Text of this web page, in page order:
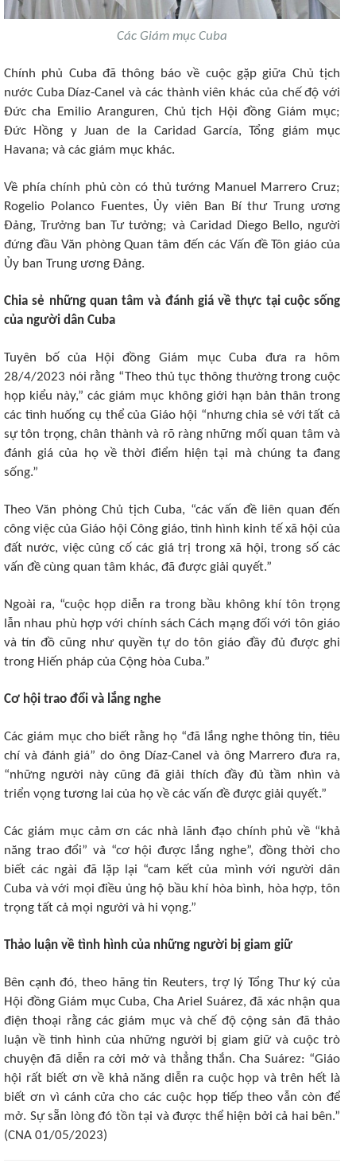
Các Giám mục Cuba
Chính phủ Cuba đã thông báo về cuộc gặp giữa Chủ tịch
nước Cuba Díaz-Canel và các thành viên khác của chế độ với
Đức cha Emilio Aranguren, Chủ tịch Hội đồng Giám mục;
Đức Hồng y Juan de la Caridad García, Tổng giám mục
Havana; và các giám mục khác.
Về phía chính phủ còn có thủ tướng Manuel Marrero Cruz;
Rogelio Polanco Fuentes, Ủy viên Ban Bí thư Trung ương
Đảng, Trưởng ban Tư tưởng; và Caridad Diego Bello, người
đứng đầu Văn phòng Quan tâm đến các Vấn đề Tôn giáo của
Ủy ban Trung ương Đảng.
Chia sẻ những quan tâm và đánh giá về thực tại cuộc sống
của người dân Cuba
Tuyên bố của Hội đồng Giám mục Cuba đưa ra hôm
28/4/2023 nói rằng “Theo thủ tục thông thường trong cuộc
họp kiểu này,” các giám mục không giới hạn bản thân trong
các tình huống cụ thể của Giáo hội “nhưng chia sẻ với tất cả
sự tôn trọng, chân thành và rõ ràng những mối quan tâm và
đánh giá của họ về thời điểm hiện tại mà chúng ta đang
sống.”
Theo Văn phòng Chủ tịch Cuba, “các vấn đề liên quan đến
công việc của Giáo hội Công giáo, tình hình kinh tế xã hội của
đất nước, việc củng cố các giá trị trong xã hội, trong số các
vấn đề cùng quan tâm khác, đã được giải quyết.”
Ngoài ra, “cuộc họp diễn ra trong bầu không khí tôn trọng
lẫn nhau phù hợp với chính sách Cách mạng đối với tôn giáo
và tín đồ cũng như quyền tự do tôn giáo đầy đủ được ghi
trong Hiến pháp của Cộng hòa Cuba.”
Cơ hội trao đổi và lắng nghe
Các giám mục cho biết rằng họ “đã lắng nghe thông tin, tiêu
chí và đánh giá” do ông Díaz-Canel và ông Marrero đưa ra,
“những người này cũng đã giải thích đầy đủ tầm nhìn và
triển vọng tương lai của họ về các vấn đề được giải quyết.”
Các giám mục cảm ơn các nhà lãnh đạo chính phủ về “khả
năng trao đổi” và “cơ hội được lắng nghe”, đồng thời cho
biết các ngài đã lặp lại “cam kết của mình với người dân
Cuba và với mọi điều ủng hộ bầu khí hòa bình, hòa hợp, tôn
trọng tất cả mọi người và hi vọng.”
Thảo luận về tình hình của những người bị giam giữ
Bên cạnh đó, theo hãng tin Reuters, trợ lý Tổng Thư ký của
Hội đồng Giám mục Cuba, Cha Ariel Suárez, đã xác nhận qua
điện thoại rằng các giám mục và chế độ cộng sản đã thảo
luận về tình hình của những người bị giam giữ và cuộc trò
chuyện đã diễn ra cởi mở và thẳng thắn. Cha Suárez: “Giáo
hội rất biết ơn về khả năng diễn ra cuộc họp và trên hết là
biết ơn vì cánh cửa cho các cuộc họp tiếp theo vẫn còn để
mở. Sự sẵn lòng đó tồn tại và được thể hiện bởi cả hai bên.”
(CNA 01/05/2023)